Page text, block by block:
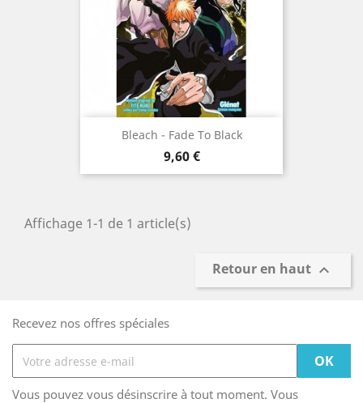
Bleach - Fade To Black
Prix
9,60 €
Affichage 1-1 de 1 article(s)
Retour en haut 
Recevez nos offres spéciales
Vous pouvez vous désinscrire à tout moment. Vous